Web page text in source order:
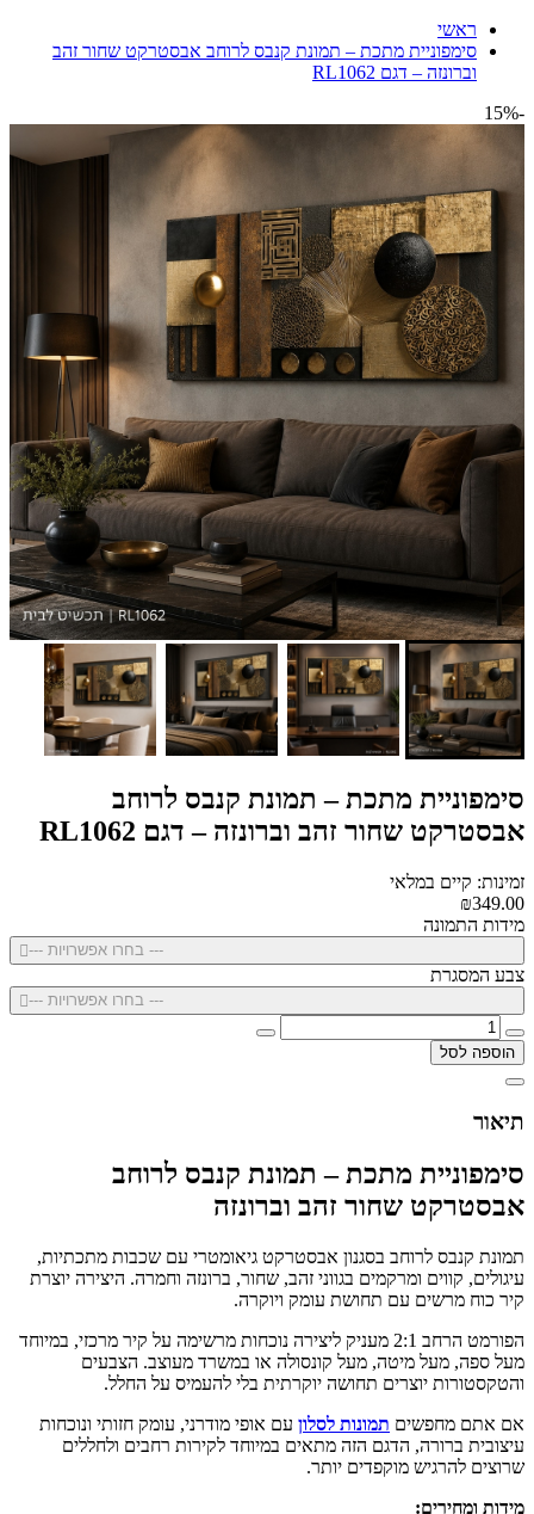
ראשי
סימפוניית מתכת – תמונת קנבס לרוחב אבסטרקט שחור זהב
וברונזה – דגם RL1062
-15%
סימפוניית מתכת – תמונת קנבס לרוחב
אבסטרקט שחור זהב וברונזה – דגם RL1062
זמינות: קיים במלאי
₪349.00
מידות התמונה
--- בחרו אפשרויות ---
צבע המסגרת
--- בחרו אפשרויות ---
הוספה לסל
תיאור
סימפוניית מתכת – תמונת קנבס לרוחב
אבסטרקט שחור זהב וברונזה
תמונת קנבס לרוחב בסגנון אבסטרקט גיאומטרי עם שכבות מתכתיות,
עיגולים, קווים ומרקמים בגווני זהב, שחור, ברונזה וחמרה. היצירה יוצרת
קיר כוח מרשים עם תחושת עומק ויוקרה.
הפורמט הרחב 2:1 מעניק ליצירה נוכחות מרשימה על קיר מרכזי, במיוחד
מעל ספה, מעל מיטה, מעל קונסולה או במשרד מעוצב. הצבעים
והטקסטורות יוצרים תחושה יוקרתית בלי להעמיס על החלל.
אם אתם מחפשים תמונות לסלון עם אופי מודרני, עומק חזותי ונוכחות
עיצובית ברורה, הדגם הזה מתאים במיוחד לקירות רחבים ולחללים
שרוצים להרגיש מוקפדים יותר.
מידות ומחירים: